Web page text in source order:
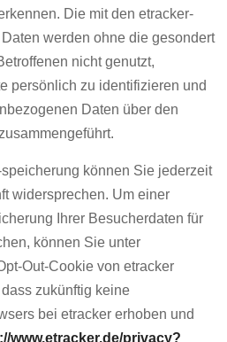
Die mit den etracker-
werden ohne die gesondert
nicht genutzt,
persönlich zu identifizieren und
Daten über den
können Sie jederzeit
widersprechen. Um einer
Ihrer Besucherdaten für
können Sie unter
Out-Cookie von etracker
zukünftig keine
bei etracker erhoben und
www.etracker.de/privacy?